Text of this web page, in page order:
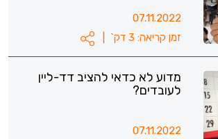
07.11.2022
זמן קריאה: 3 דק`
מדוע לא כדאי להציב דד-ליין
לעובדים?
07.11.2022